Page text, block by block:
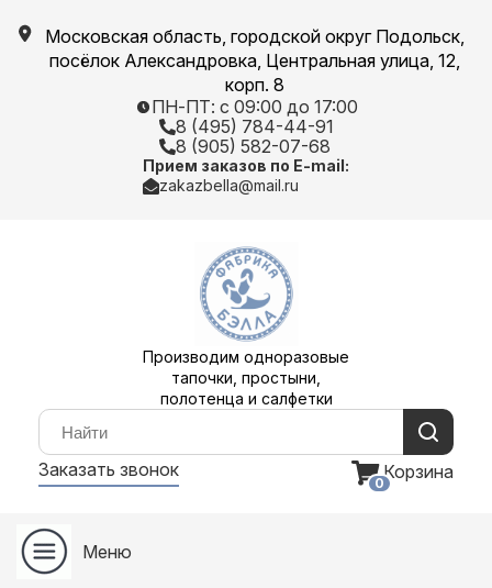
Московская область, городской округ Подольск,
посёлок Александровка, Центральная улица, 12,
корп. 8
ПН-ПТ: с 09:00 до 17:00
8 (495) 784-44-91
8 (905) 582-07-68
Прием заказов по E-mail:
zakazbella@mail.ru
Производим одноразовые
тапочки, простыни,
полотенца и салфетки
Заказать звонок Корзина
0
Меню